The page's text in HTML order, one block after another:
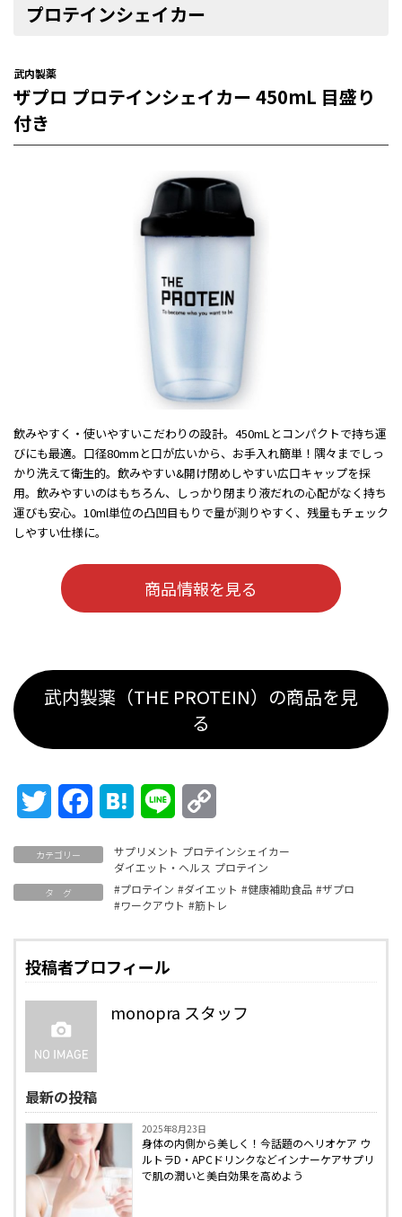
プロテインシェイカー
武内製薬
ザプロ プロテインシェイカー 450mL 目盛り
付き
飲みやすく・使いやすいこだわりの設計。450mLとコンパクトで持ち運
びにも最適。口径80mmと口が広いから、お手入れ簡単！隅々までしっ
かり洗えて衛生的。飲みやすい&開け閉めしやすい広口キャップを採
用。飲みやすいのはもちろん、しっかり閉まり液だれの心配がなく持ち
運びも安心。10ml単位の凸凹目もりで量が測りやすく、残量もチェック
しやすい仕様に。
商品情報を見る
武内製薬（THE PROTEIN）の商品を見
る
Twitter FacebookHatena Line
カテゴリー サプリメント プロテインシェイカー
ダイエット・ヘルス プロテイン
タ グ #プロテイン #ダイエット #健康補助食品 #ザプロ
#ワークアウト #筋トレ
投稿者プロフィール
monopra スタッフ
最新の投稿
2025年8月23日
身体の内側から美しく！今話題のヘリオケア ウ
ルトラD・APCドリンクなどインナーケアサプリ
で肌の潤いと美白効果を高めよう